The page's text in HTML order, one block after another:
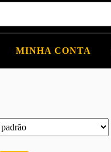
MINHA CONTA